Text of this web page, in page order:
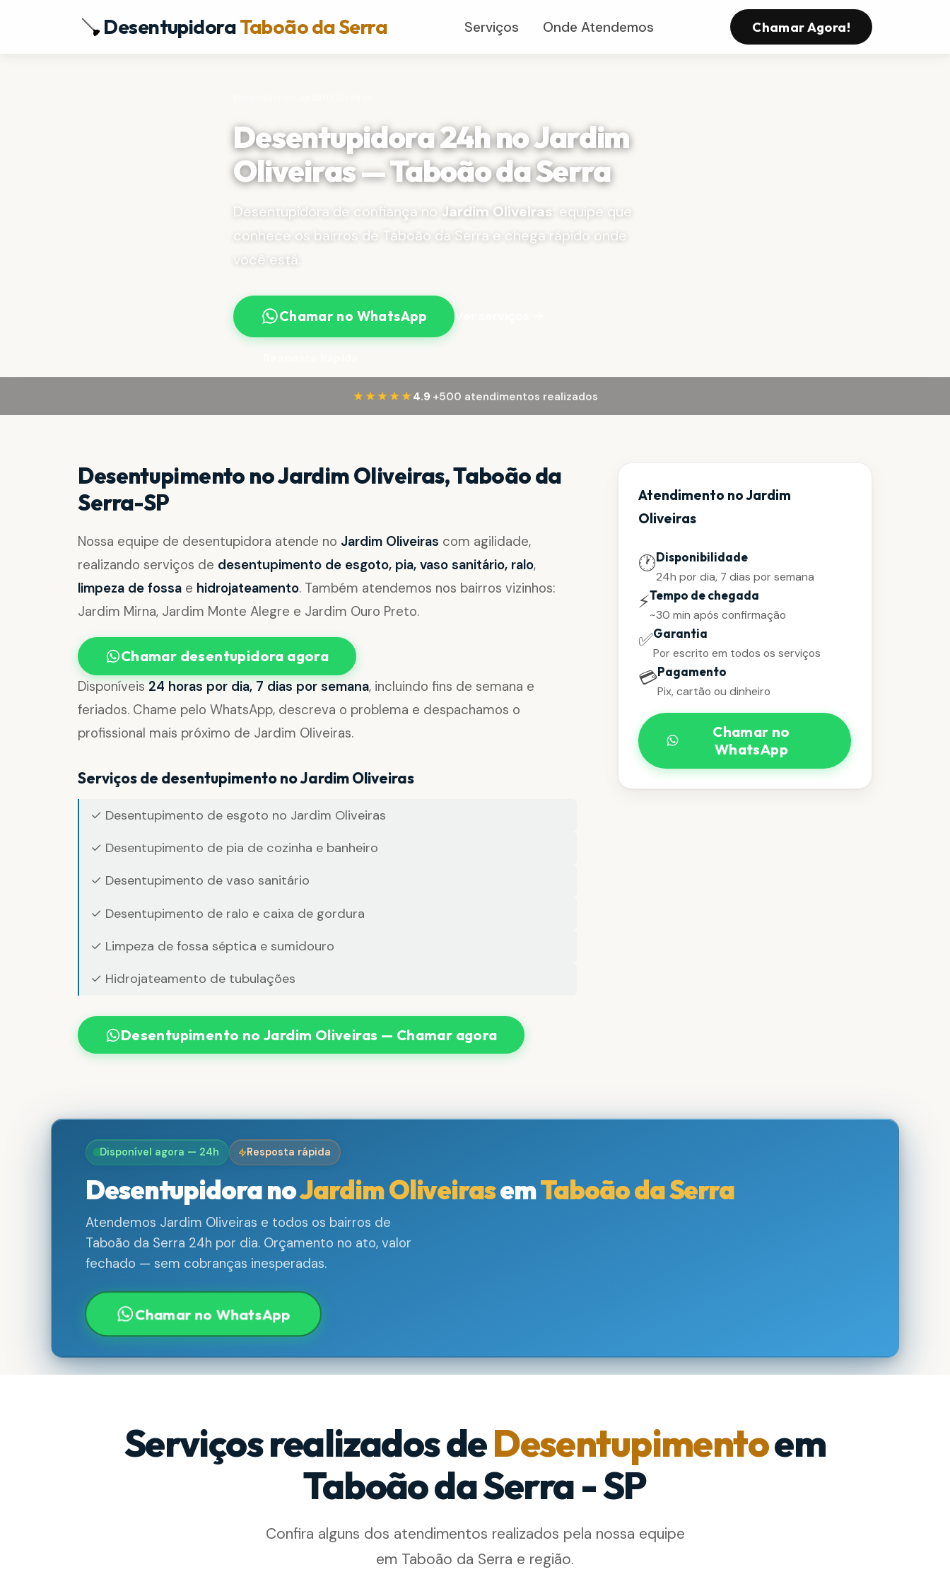
DesentupidoraTaboão da Serra Serviços Onde Atendemos Chamar Agora!
Desentupidora 24h no Jardim
Oliveiras — Taboão da Serra
Desentupidora de confiança no Jardim Oliveiras : equipe que
conhece os bairros de Taboão da Serra e chega rápido onde
você está.
Chamar no WhatsApp Ver serviços →
★★★★★ 4.9·+500 atendimentos realizados
Desentupimento no Jardim Oliveiras, Taboão da
Serra-SP
Nossa equipe de desentupidora atende no Jardim Oliveiras com agilidade,
realizando serviços de desentupimento de esgoto, pia, vaso sanitário, ralo,
limpeza de fossa e hidrojateamento. Também atendemos nos bairros vizinhos:
Jardim Mirna, Jardim Monte Alegre e Jardim Ouro Preto.
Chamar desentupidora agora
Disponíveis 24 horas por dia, 7 dias por semana, incluindo fins de semana e
feriados. Chame pelo WhatsApp, descreva o problema e despachamos o
profissional mais próximo de Jardim Oliveiras.
Serviços de desentupimento no Jardim Oliveiras
✓ Desentupimento de esgoto no Jardim Oliveiras
✓ Desentupimento de pia de cozinha e banheiro
✓ Desentupimento de vaso sanitário
✓ Desentupimento de ralo e caixa de gordura
✓ Limpeza de fossa séptica e sumidouro
✓ Hidrojateamento de tubulações
Desentupimento no Jardim Oliveiras — Chamar agora
Atendimento no Jardim
Oliveiras
🕐Disponibilidade
24h por dia, 7 dias por semana
⚡Tempo de chegada
~30 min após confirmação
✅Garantia
Por escrito em todos os serviços
💳Pagamento
Pix, cartão ou dinheiro
Chamar no
WhatsApp
Disponível agora — 24h Resposta rápida
Desentupidora noJardim OliveirasemTaboão da Serra
Atendemos Jardim Oliveiras e todos os bairros de
Taboão da Serra 24h por dia. Orçamento no ato, valor
fechado — sem cobranças inesperadas.
Chamar no WhatsApp
Serviços realizados deDesentupimentoem
Taboão da Serra - SP
Confira alguns dos atendimentos realizados pela nossa equipe
em Taboão da Serra e região.